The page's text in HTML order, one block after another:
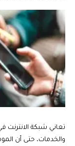
تعاني شبكة
والخدمات، حتى أن